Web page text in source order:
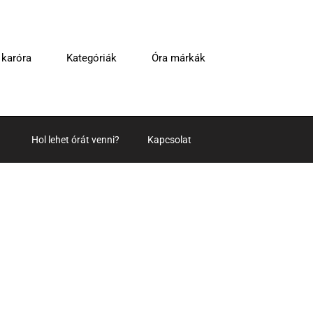
Kategóriák Óra márkák
Hol lehet órát venni? Kapcsolat